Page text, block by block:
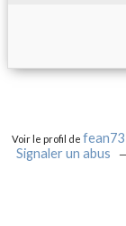
Voir le profil defean73
Signaler un abus